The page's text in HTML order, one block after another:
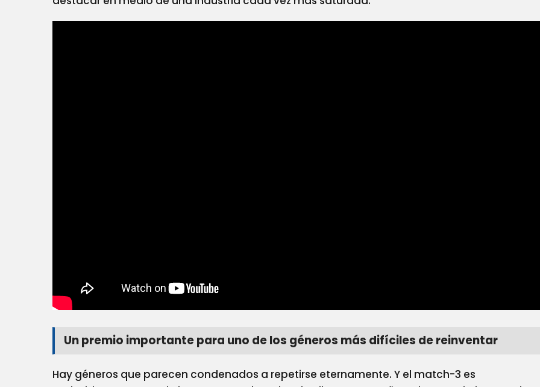
Un premio importante para uno de los géneros más difíciles de reinventar
Hay géneros que parecen condenados a repetirse eternamente. Y el match-3 es
Mixta Cuesta
Que La Realidad Y Se
Menos Que Un Sueño
Verdad Quieres Gastarte